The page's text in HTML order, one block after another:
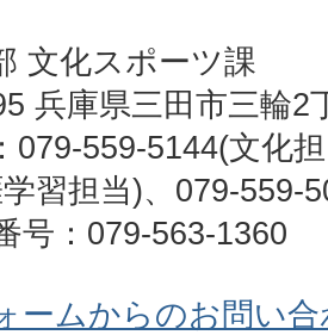
文化スポーツ課
兵庫県三田市三輪2
079-559-5144(文化
習担当)、079-559-
号：079-563-1360
ームからのお問い